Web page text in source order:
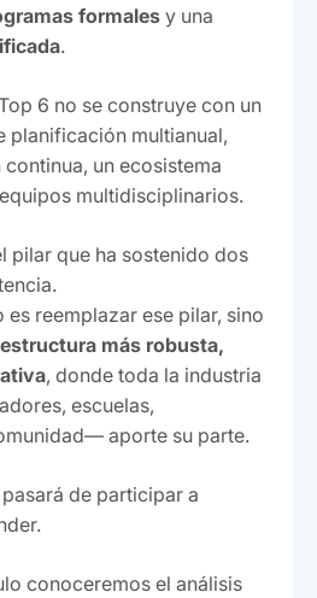
formales y una
.
6 no se construye con un
planificación multianual,
un ecosistema
multidisciplinarios.
pilar que ha sostenido dos
es reemplazar ese pilar, sino
más robusta,
, donde toda la industria
escuelas,
aporte su parte.
de participar a
conoceremos el análisis